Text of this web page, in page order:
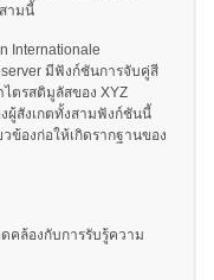
ามนี้
Internationale
มีฟังก์ชันการจับคู่สี
ไตรสติมูลัสของ XYZ
สังเกตทั้งสามฟังก์ชันนี้
ข้องก่อให้เกิดรากฐานของ
คล้องกับการรับรู้ความ